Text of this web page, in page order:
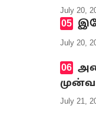
July 20,
July 20,
July 21,